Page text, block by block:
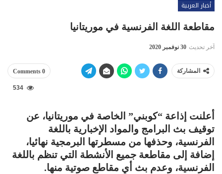
أخبار العربية
مقاطعة اللغة الفرنسية في موريتانيا
آخر تحديث 30 نوفمبر 2020
المشاركة 0 Comments
534
أعلنت إذاعة “كوبني” الخاصة في موريتانيا، عن
توقيف بث البرامج والمواد الإخبارية باللغة
الفرنسية، وحذفها من مسطرتها البرمجية نهائيا،
إضافة إلى مقاطعة جميع الأنشطة التي تنظم باللغة
الفرنسية، وعدم بث أي مقاطع صوتية منها.